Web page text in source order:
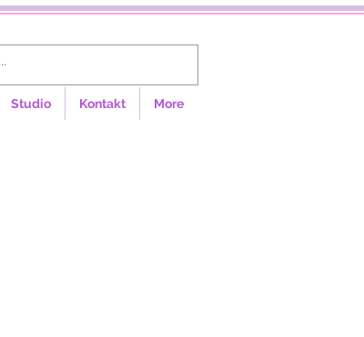
Studio Kontakt More